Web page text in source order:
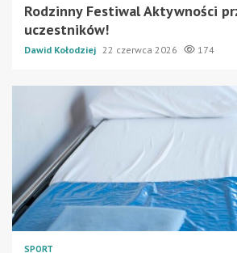
Rodzinny Festiwal Aktywności
uczestników!
Dawid Kołodziej 22 czerwca 2026 174
SPORT